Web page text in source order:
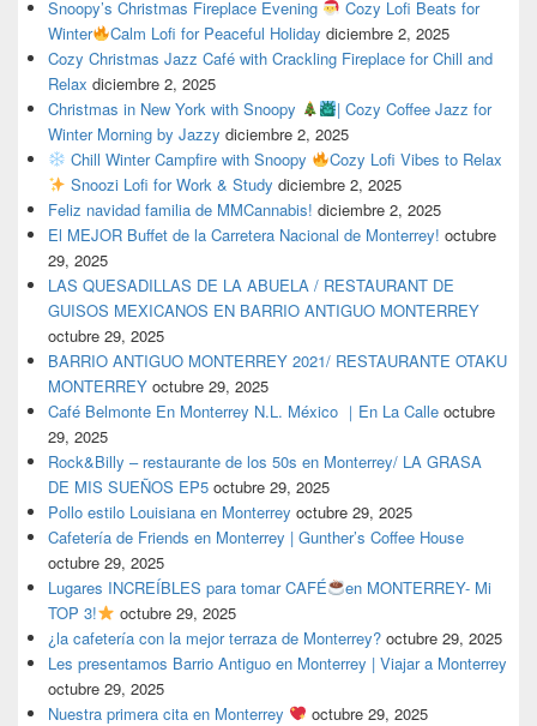
Snoopy’s Christmas Fireplace Evening
Cozy Lofi Beats for
Winter
Calm Lofi for Peaceful Holiday diciembre 2, 2025
Cozy Christmas Jazz Café with Crackling Fireplace for Chill and
Relax diciembre 2, 2025
Christmas in New York with Snoopy
| Cozy Coffee Jazz for
Winter Morning by Jazzy diciembre 2, 2025
Chill Winter Campfire with Snoopy
Cozy Lofi Vibes to Relax
Snoozi Lofi for Work & Study diciembre 2, 2025
Feliz navidad familia de MMCannabis! diciembre 2, 2025
El MEJOR Buffet de la Carretera Nacional de Monterrey! octubre
29, 2025
LAS QUESADILLAS DE LA ABUELA / RESTAURANT DE
GUISOS MEXICANOS EN BARRIO ANTIGUO MONTERREY
octubre 29, 2025
BARRIO ANTIGUO MONTERREY 2021/ RESTAURANTE OTAKU
MONTERREY octubre 29, 2025
Café Belmonte En Monterrey N.L. México ｜En La Calle octubre
29, 2025
Rock&Billy – restaurante de los 50s en Monterrey/ LA GRASA
DE MIS SUEÑOS EP5 octubre 29, 2025
Pollo estilo Louisiana en Monterrey octubre 29, 2025
Cafetería de Friends en Monterrey | Gunther’s Coffee House
octubre 29, 2025
Lugares INCREÍBLES para tomar CAFÉ
en MONTERREY- Mi
TOP 3!
octubre 29, 2025
¿la cafetería con la mejor terraza de Monterrey? octubre 29, 2025
Les presentamos Barrio Antiguo en Monterrey | Viajar a Monterrey
octubre 29, 2025
Nuestra primera cita en Monterrey
octubre 29, 2025